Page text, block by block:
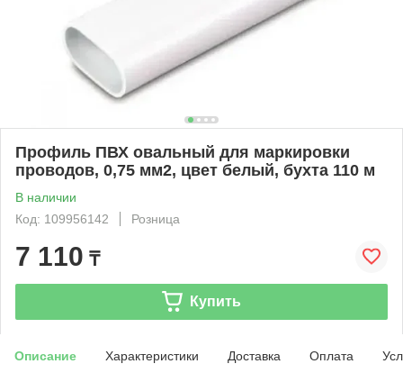
Профиль ПВХ овальный для маркировки
проводов, 0,75 мм2, цвет белый, бухта 110 м
В наличии
Код: 109956142
Розница
7 110 ₸
Купить
Описание Характеристики Доставка Оплата